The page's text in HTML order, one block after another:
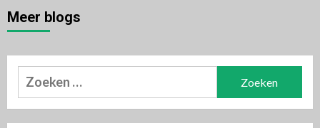
Meer blogs
Zoeken
naar: